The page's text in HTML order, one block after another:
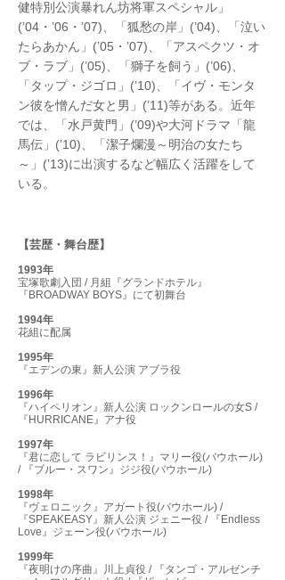
健特別公演暴れん坊将軍スペシャル」
(’04・’06・’07)、「狐愁の岸」(’04)、「泣い
たらあかん」(’05・’07)、「アスペクツ・オ
ブ・ラブ」(’05)、「獅子を飼う」(’06)、
「タップ・ジゴロ」(’10)、「イヴ・モンタ
ン彼を憎んだ女と男」(’11)等がある。近年
では、「水戸黄門」(’09)や大河ドラマ「龍
馬伝」(’10)、「潔子爛漫～明治の女たち
～」(’13)に出演するなど幅広く活躍をして
いる。
【芸歴・舞台歴】
​1993年
宝塚歌劇入団 / 月組『グランドホテル』
『BROADWAY BOYS』にて初舞台
1994年
花組に配属
1995年
『エデンの東』新人公演 アブラ役
1996年
『ハイペリオン』新人公演 ロックンロールの女S /
『HURRICANE』アナ役
1997年
『君に恋して ラビリンス！』マリー役(バウホール)
/ 『ブルー・スワン』ジジ役(バウホール)
1998年
『ヴェロニック』アガート役(バウホール) /
『SPEAKEASY』新人公演 ジェニー役 / 『Endless
Love』ジェーン役(バウホール)
1999年
『夜明けの序曲』川上貞役 / 『タンゴ・アルゼンチ